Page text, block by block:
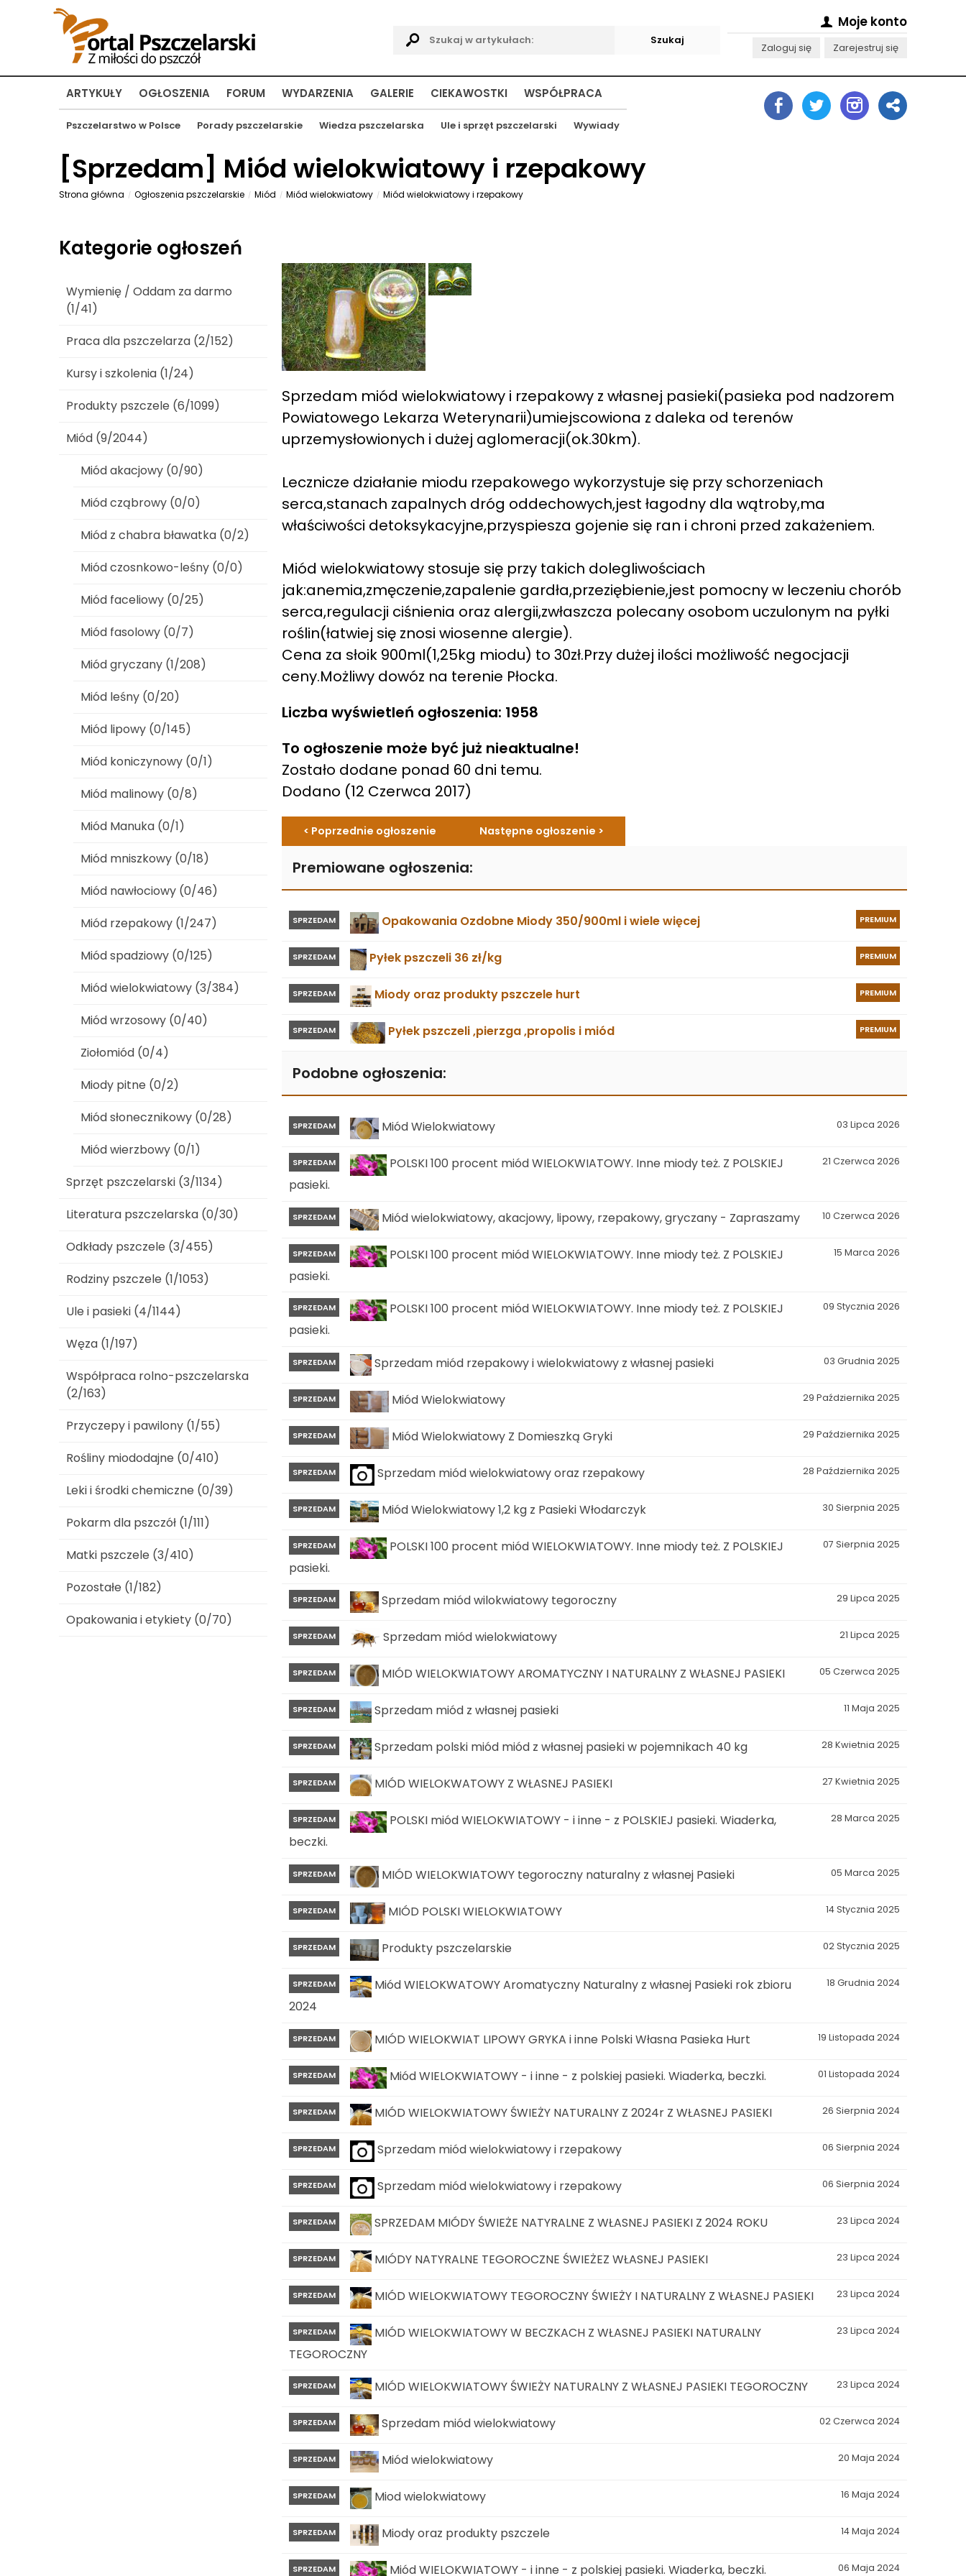
Moje konto
Zaloguj się Zarejestruj się
ARTYKUŁY
Pszczelarstwo w Polsce Porady pszczelarskie Wiedza pszczelarska Ule i sprzęt pszczelarski Wywiady
OGŁOSZENIA FORUM WYDARZENIA GALERIE CIEKAWOSTKI WSPÓŁPRACA
[Sprzedam] Miód wielokwiatowy i rzepakowy
Strona główna Ogłoszenia pszczelarskie Miód Miód wielokwiatowy Miód wielokwiatowy i rzepakowy
Sprzedam miód wielokwiatowy i rzepakowy z własnej pasieki(pasieka pod nadzorem
Powiatowego Lekarza Weterynarii)umiejscowiona z daleka od terenów
uprzemysłowionych i dużej aglomeracji(ok.30km).
Lecznicze działanie miodu rzepakowego wykorzystuje się przy schorzeniach
serca,stanach zapalnych dróg oddechowych,jest łagodny dla wątroby,ma
właściwości detoksykacyjne,przyspiesza gojenie się ran i chroni przed zakażeniem.
Miód wielokwiatowy stosuje się przy takich dolegliwościach
jak:anemia,zmęczenie,zapalenie gardła,przeziębienie,jest pomocny w leczeniu chorób
serca,regulacji ciśnienia oraz alergii,zwłaszcza polecany osobom uczulonym na pyłki
roślin(łatwiej się znosi wiosenne alergie).
Cena za słoik 900ml(1,25kg miodu) to 30zł.Przy dużej ilości możliwość negocjacji
ceny.Możliwy dowóz na terenie Płocka.
Liczba wyświetleń ogłoszenia: 1958
To ogłoszenie może być już nieaktualne!
Zostało dodane ponad 60 dni temu.
Dodano (12 Czerwca 2017)
< Poprzednie ogłoszenie Następne ogłoszenie >
Premiowane ogłoszenia:
PREMIUM
SPRZEDAM Opakowania Ozdobne Miody 350/900ml i wiele więcej
PREMIUM
SPRZEDAM Pyłek pszczeli 36 zł/kg
PREMIUM
SPRZEDAM Miody oraz produkty pszczele hurt
PREMIUM
SPRZEDAM Pyłek pszczeli ,pierzga ,propolis i miód
Podobne ogłoszenia:
03 Lipca 2026
SPRZEDAM Miód Wielokwiatowy
21 Czerwca 2026
SPRZEDAM
POLSKI 100 procent miód WIELOKWIATOWY. Inne miody też. Z POLSKIEJ
pasieki.
10 Czerwca 2026
SPRZEDAM Miód wielokwiatowy, akacjowy, lipowy, rzepakowy, gryczany - Zapraszamy
15 Marca 2026
SPRZEDAM
POLSKI 100 procent miód WIELOKWIATOWY. Inne miody też. Z POLSKIEJ
pasieki.
09 Stycznia 2026
SPRZEDAM
POLSKI 100 procent miód WIELOKWIATOWY. Inne miody też. Z POLSKIEJ
pasieki.
03 Grudnia 2025
SPRZEDAM Sprzedam miód rzepakowy i wielokwiatowy z własnej pasieki
29 Października 2025
SPRZEDAM Miód Wielokwiatowy
29 Października 2025
SPRZEDAM Miód Wielokwiatowy Z Domieszką Gryki
28 Października 2025
SPRZEDAM Sprzedam miód wielokwiatowy oraz rzepakowy
30 Sierpnia 2025
SPRZEDAM Miód Wielokwiatowy 1,2 kg z Pasieki Włodarczyk
07 Sierpnia 2025
SPRZEDAM
POLSKI 100 procent miód WIELOKWIATOWY. Inne miody też. Z POLSKIEJ
pasieki.
29 Lipca 2025
SPRZEDAM Sprzedam miód wilokwiatowy tegoroczny
21 Lipca 2025
SPRZEDAM Sprzedam miód wielokwiatowy
05 Czerwca 2025
SPRZEDAM MIÓD WIELOKWIATOWY AROMATYCZNY I NATURALNY Z WŁASNEJ PASIEKI
11 Maja 2025
SPRZEDAM Sprzedam miód z własnej pasieki
28 Kwietnia 2025
SPRZEDAM Sprzedam polski miód miód z własnej pasieki w pojemnikach 40 kg
27 Kwietnia 2025
SPRZEDAM MIÓD WIELOKWATOWY Z WŁASNEJ PASIEKI
28 Marca 2025
SPRZEDAM
POLSKI miód WIELOKWIATOWY - i inne - z POLSKIEJ pasieki. Wiaderka,
beczki.
05 Marca 2025
SPRZEDAM MIÓD WIELOKWIATOWY tegoroczny naturalny z własnej Pasieki
14 Stycznia 2025
SPRZEDAM MIÓD POLSKI WIELOKWIATOWY
02 Stycznia 2025
SPRZEDAM Produkty pszczelarskie
18 Grudnia 2024
SPRZEDAM
Miód WIELOKWATOWY Aromatyczny Naturalny z własnej Pasieki rok zbioru
2024
19 Listopada 2024
SPRZEDAM MIÓD WIELOKWIAT LIPOWY GRYKA i inne Polski Własna Pasieka Hurt
01 Listopada 2024
SPRZEDAM Miód WIELOKWIATOWY - i inne - z polskiej pasieki. Wiaderka, beczki.
26 Sierpnia 2024
SPRZEDAM MIÓD WIELOKWIATOWY ŚWIEŻY NATURALNY Z 2024r Z WŁASNEJ PASIEKI
06 Sierpnia 2024
SPRZEDAM Sprzedam miód wielokwiatowy i rzepakowy
06 Sierpnia 2024
SPRZEDAM Sprzedam miód wielokwiatowy i rzepakowy
23 Lipca 2024
SPRZEDAM SPRZEDAM MIÓDY ŚWIEŻE NATYRALNE Z WŁASNEJ PASIEKI Z 2024 ROKU
23 Lipca 2024
SPRZEDAM MIÓDY NATYRALNE TEGOROCZNE ŚWIEŻEZ WŁASNEJ PASIEKI
23 Lipca 2024
SPRZEDAM MIÓD WIELOKWIATOWY TEGOROCZNY ŚWIEŻY I NATURALNY Z WŁASNEJ PASIEKI
23 Lipca 2024
SPRZEDAM
MIÓD WIELOKWIATOWY W BECZKACH Z WŁASNEJ PASIEKI NATURALNY
TEGOROCZNY
23 Lipca 2024
SPRZEDAM MIÓD WIELOKWIATOWY ŚWIEŻY NATURALNY Z WŁASNEJ PASIEKI TEGOROCZNY
02 Czerwca 2024
SPRZEDAM Sprzedam miód wielokwiatowy
20 Maja 2024
SPRZEDAM Miód wielokwiatowy
16 Maja 2024
SPRZEDAM Miod wielokwiatowy
14 Maja 2024
SPRZEDAM Miody oraz produkty pszczele
06 Maja 2024
SPRZEDAM Miód WIELOKWIATOWY - i inne - z polskiej pasieki. Wiaderka, beczki.
Kategorie ogłoszeń
Wymienię / Oddam za darmo
(1/41)
Praca dla pszczelarza (2/152)
Kursy i szkolenia (1/24)
Produkty pszczele (6/1099)
Miód (9/2044)
Miód akacjowy (0/90)
Miód cząbrowy (0/0)
Miód z chabra bławatka (0/2)
Miód czosnkowo-leśny (0/0)
Miód faceliowy (0/25)
Miód fasolowy (0/7)
Miód gryczany (1/208)
Miód leśny (0/20)
Miód lipowy (0/145)
Miód koniczynowy (0/1)
Miód malinowy (0/8)
Miód Manuka (0/1)
Miód mniszkowy (0/18)
Miód nawłociowy (0/46)
Miód rzepakowy (1/247)
Miód spadziowy (0/125)
Miód wielokwiatowy (3/384)
Miód wrzosowy (0/40)
Ziołomiód (0/4)
Miody pitne (0/2)
Miód słonecznikowy (0/28)
Miód wierzbowy (0/1)
Sprzęt pszczelarski (3/1134)
Literatura pszczelarska (0/30)
Odkłady pszczele (3/455)
Rodziny pszczele (1/1053)
Ule i pasieki (4/1144)
Węza (1/197)
Współpraca rolno-pszczelarska
(2/163)
Przyczepy i pawilony (1/55)
Rośliny miododajne (0/410)
Leki i środki chemiczne (0/39)
Pokarm dla pszczół (1/111)
Matki pszczele (3/410)
Pozostałe (1/182)
Opakowania i etykiety (0/70)